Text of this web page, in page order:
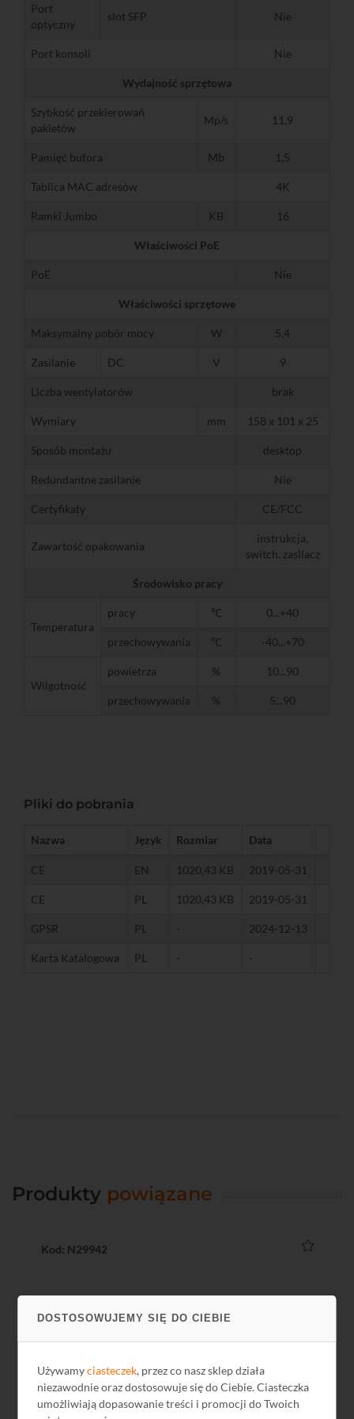
DOSTOSOWUJEMY SIĘ DO CIEBIE
Używamyciasteczek, przez co nasz sklep działa
niezawodnie oraz dostosowuje się do Ciebie. Ciasteczka
umożliwiają dopasowanie treści i promocji do Twoich
Port
optyczny
slot SFP Nie
Port konsoli Nie
Wydajność sprzętowa
Szybkość przekierowań
pakietów
Mp/s 11,9
Pamięć bufora Mb 1,5
Tablica MAC adresów 4K
Ramki Jumbo KB 16
Właściwości PoE
PoE Nie
Właściwości sprzętowe
Maksymalny pobór mocy W 5,4
Zasilanie DC V 9
Liczba wentylatorów brak
Wymiary mm 158 x 101 x 25
Sposób montażu desktop
Redundantne zasilanie Nie
Certyfikaty CE/FCC
Zawartość opakowania
instrukcja,
switch, zasilacz
Środowisko pracy
Temperatura
pracy ℃ 0...+40
przechowywania ℃ -40...+70
Wilgotność
powietrza % 10...90
przechowywania % 5...90
Pliki do pobrania
Nazwa Język Rozmiar Data
CE EN 1020,43 KB 2019-05-31
CE PL 1020,43 KB 2019-05-31
GPSR PL - 2024-12-13
Karta Katalogowa PL - -
Produkty powiązane
Kod: N29942
Switch TP-Link TL-SG105 5xGE